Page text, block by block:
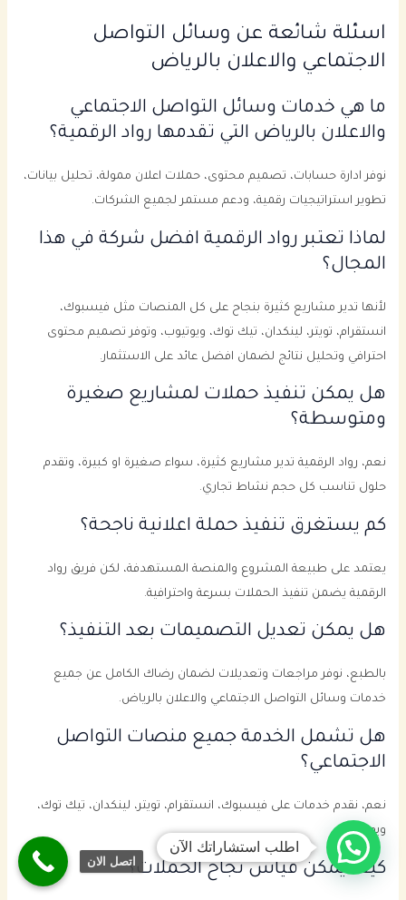
اسئلة شائعة عن وسائل التواصل
الاجتماعي والاعلان بالرياض
ما هي خدمات وسائل التواصل الاجتماعي
والاعلان بالرياض التي تقدمها رواد الرقمية؟
نوفر ادارة حسابات، تصميم محتوى، حملات اعلان ممولة، تحليل بيانات،
تطوير استراتيجيات رقمية، ودعم مستمر لجميع الشركات.
لماذا تعتبر رواد الرقمية افضل شركة في هذا
المجال؟
لأنها تدير مشاريع كثيرة بنجاح على كل المنصات مثل فيسبوك،
انستقرام، تويتر، لينكدان، تيك توك، ويوتيوب، وتوفر تصميم محتوى
احترافي وتحليل نتائج لضمان افضل عائد على الاستثمار.
هل يمكن تنفيذ حملات لمشاريع صغيرة
ومتوسطة؟
نعم، رواد الرقمية تدير مشاريع كثيرة، سواء صغيرة او كبيرة، وتقدم
حلول تناسب كل حجم نشاط تجاري.
كم يستغرق تنفيذ حملة اعلانية ناجحة؟
يعتمد على طبيعة المشروع والمنصة المستهدفة، لكن فريق رواد
الرقمية يضمن تنفيذ الحملات بسرعة واحترافية.
هل يمكن تعديل التصميمات بعد التنفيذ؟
بالطبع، نوفر مراجعات وتعديلات لضمان رضاك الكامل عن جميع
خدمات وسائل التواصل الاجتماعي والاعلان بالرياض.
هل تشمل الخدمة جميع منصات التواصل
الاجتماعي؟
نعم، نقدم خدمات على فيسبوك، انستقرام، تويتر، لينكدان، تيك توك،
ويوتيوب.
كيف يمكن قياس نجاح الحملات؟
اطلب استشاراتك الآن
اتصل الان